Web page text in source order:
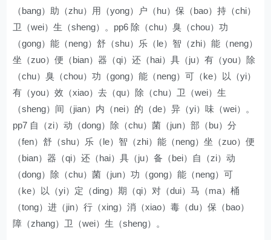
（bang）助（zhu）用（yong）户（hu）保（bao）持（chi）
卫（wei）生（sheng）。pp6 除（chu）臭（chou）功
（gong）能（neng）舒（shu）乐（le）智（zhi）能（neng）
坐（zuo）便（bian）器（qi）还（hai）具（ju）有（you）除
（chu）臭（chou）功（gong）能（neng）可（ke）以（yi）
有（you）效（xiao）去（qu）除（chu）卫（wei）生
（sheng）间（jian）内（nei）的（de）异（yi）味（wei）。
pp7 自（zi）动（dong）除（chu）菌（jun）部（bu）分
（fen）舒（shu）乐（le）智（zhi）能（neng）坐（zuo）便
（bian）器（qi）还（hai）具（ju）备（bei）自（zi）动
（dong）除（chu）菌（jun）功（gong）能（neng）可
（ke）以（yi）定（ding）期（qi）对（dui）马（ma）桶
（tong）进（jin）行（xing）消（xiao）毒（du）保（bao）
障（zhang）卫（wei）生（sheng）。